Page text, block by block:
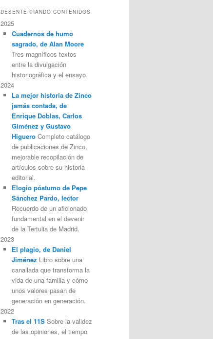
DESENTERRANDO CONTENIDOS
2025
Cuadernos de humo
sagrado, de Alan Moore
Tres magníficos textos
entre la divulgación
historiográfica y el ensayo.
2024
La mejor historia de Zinco
jamás contada, de
Enrique Doblas, Carlos
Giménez y Gustavo
HigueroCompleto catálogo
de publicaciones de Zinco,
mejorable recopilación de
artículos sobre su historia
editorial.
Elogio póstumo de Pepe
Sánchez Pardo, lector
Recuerdo de un aficionado
fundamental en el devenir
de la Tertulia de Madrid.
2023
El plagio, de Daniel
Jiménez Libro sobre una
canallada que transforma la
vida de una familia y cómo
unos valores pasan de
generación en generación.
2022
Tras el 11SSobre la validez
de las opiniones, el tiempo